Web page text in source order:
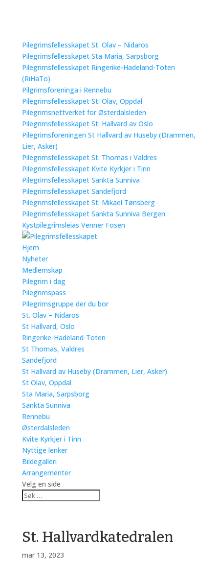
Pilegrimsfellesskapet St. Olav – Nidaros
Pilegrimsfellesskapet Sta Maria, Sarpsborg
Pilegrimsfellesskapet Ringerike-Hadeland-Toten
(RiHaTo)
Pilgrimsforeninga i Rennebu
Pilegrimsfellesskapet St. Olav, Oppdal
Pilegrimsnettverket for Østerdalsleden
Pilegrimsfellesskapet St. Hallvard av Oslo
Pilegrimsforeningen St Hallvard av Huseby (Drammen,
Lier, Asker)
Pilegrimsfellesskapet St. Thomas i Valdres
Pilegrimsfellesskapet Kvite Kyrkjer i Tinn
Pilegrimsfellesskapet Sankta Sunniva
Pilegrimsfellesskapet Sandefjord
Pilegrimsfellesskapet St. Mikael Tønsberg
Pilegrimsfellesskapet Sankta Sunniva Bergen
Kystpilegrimsleias Venner Fosen
Hjem
Nyheter
Medlemskap
Pilegrim i dag
Pilegrimspass
Pilegrimsgruppe der du bor
St. Olav – Nidaros
St Hallvard, Oslo
Ringerike-Hadeland-Toten
St Thomas, Valdres
Sandefjord
St Hallvard av Huseby (Drammen, Lier, Asker)
St Olav, Oppdal
Sta Maria, Sarpsborg
Sankta Sunniva
Rennebu
Østerdalsleden
Kvite Kyrkjer i Tinn
Nyttige lenker
Bildegalleri
Arrangementer
Velg en side
St. Hallvardkatedralen
mar 13, 2023